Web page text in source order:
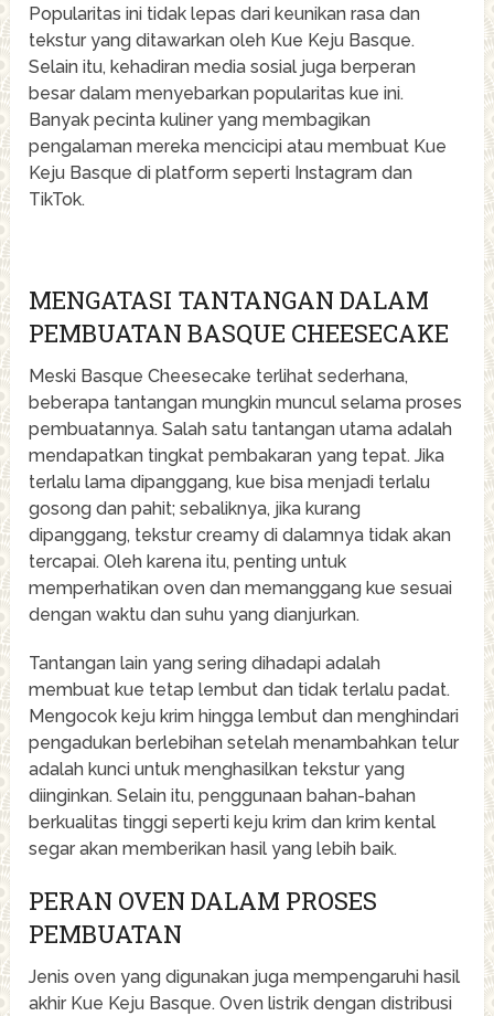
Popularitas ini tidak lepas dari keunikan rasa dan
tekstur yang ditawarkan oleh Kue Keju Basque.
Selain itu, kehadiran media sosial juga berperan
besar dalam menyebarkan popularitas kue ini.
Banyak pecinta kuliner yang membagikan
pengalaman mereka mencicipi atau membuat Kue
Keju Basque di platform seperti Instagram dan
TikTok.
MENGATASI TANTANGAN DALAM
PEMBUATAN BASQUE CHEESECAKE
Meski Basque Cheesecake terlihat sederhana,
beberapa tantangan mungkin muncul selama proses
pembuatannya. Salah satu tantangan utama adalah
mendapatkan tingkat pembakaran yang tepat. Jika
terlalu lama dipanggang, kue bisa menjadi terlalu
gosong dan pahit; sebaliknya, jika kurang
dipanggang, tekstur creamy di dalamnya tidak akan
tercapai. Oleh karena itu, penting untuk
memperhatikan oven dan memanggang kue sesuai
dengan waktu dan suhu yang dianjurkan.
Tantangan lain yang sering dihadapi adalah
membuat kue tetap lembut dan tidak terlalu padat.
Mengocok keju krim hingga lembut dan menghindari
pengadukan berlebihan setelah menambahkan telur
adalah kunci untuk menghasilkan tekstur yang
diinginkan. Selain itu, penggunaan bahan-bahan
berkualitas tinggi seperti keju krim dan krim kental
segar akan memberikan hasil yang lebih baik.
PERAN OVEN DALAM PROSES
PEMBUATAN
Jenis oven yang digunakan juga mempengaruhi hasil
akhir Kue Keju Basque. Oven listrik dengan distribusi